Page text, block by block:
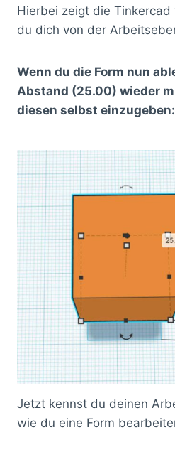
Hierbei zeigt die
du dich von der
Wenn du die Form nun
Abstand (25.00) wieder
diesen selbst einzugeben:
Jetzt kennst du deinen
wie du eine Form